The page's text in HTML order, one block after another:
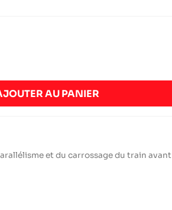
AU PANIER
et du carrossage du train avant